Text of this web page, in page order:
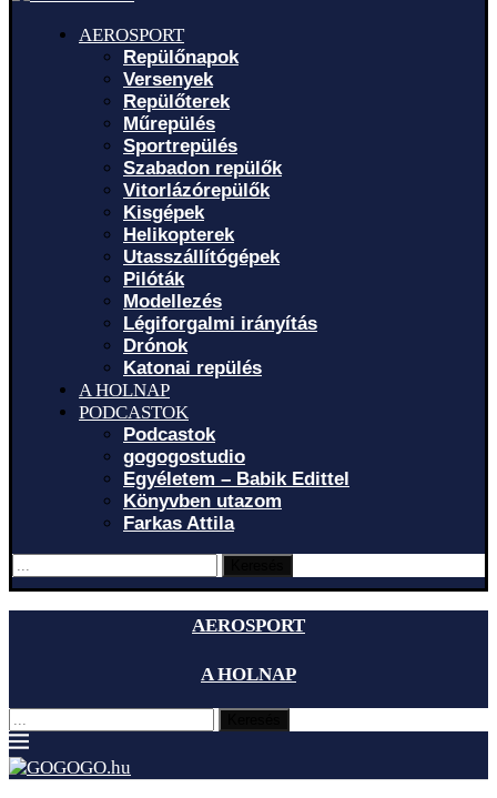
AEROSPORT
Repülőnapok
Versenyek
Repülőterek
Műrepülés
Sportrepülés
Szabadon repülők
Vitorlázórepülők
Kisgépek
Helikopterek
Utasszállítógépek
Pilóták
Modellezés
Légiforgalmi irányítás
Drónok
Katonai repülés
A HOLNAP
PODCASTOK
Podcastok
gogogostudio
Egyéletem – Babik Edittel
Könyvben utazom
Farkas Attila
AEROSPORT
A HOLNAP